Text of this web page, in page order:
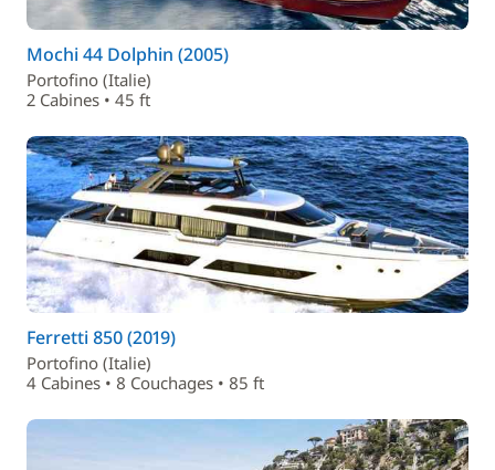
Mochi 44 Dolphin (2005)
Portofino (Italie)
2 Cabines • 45 ft
Ferretti 850 (2019)
Portofino (Italie)
4 Cabines • 8 Couchages • 85 ft